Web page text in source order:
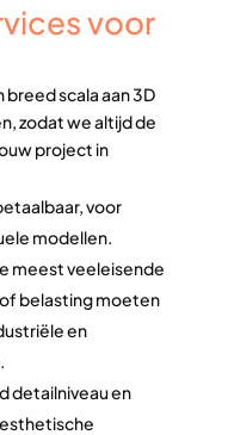
voor
scala aan 3D
zodat we altijd de
project in
voor
modellen.
meest veeleisende
belasting moeten
en
detailniveau en